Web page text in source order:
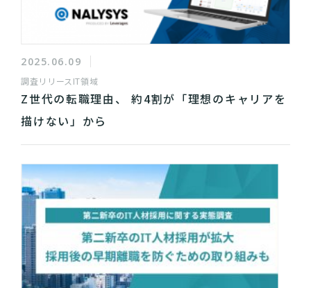
2025.06.09
調査リリース IT領域
Z世代の転職理由、 約4割が「理想のキャリアを
描けない」から